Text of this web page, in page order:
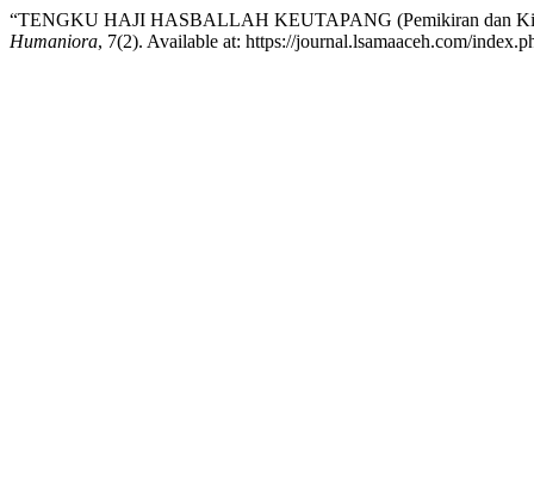
“TENGKU HAJI HASBALLAH KEUTAPANG (Pemikiran dan
Humaniora, 7(2). Available at: https://journal.lsamaaceh.com/